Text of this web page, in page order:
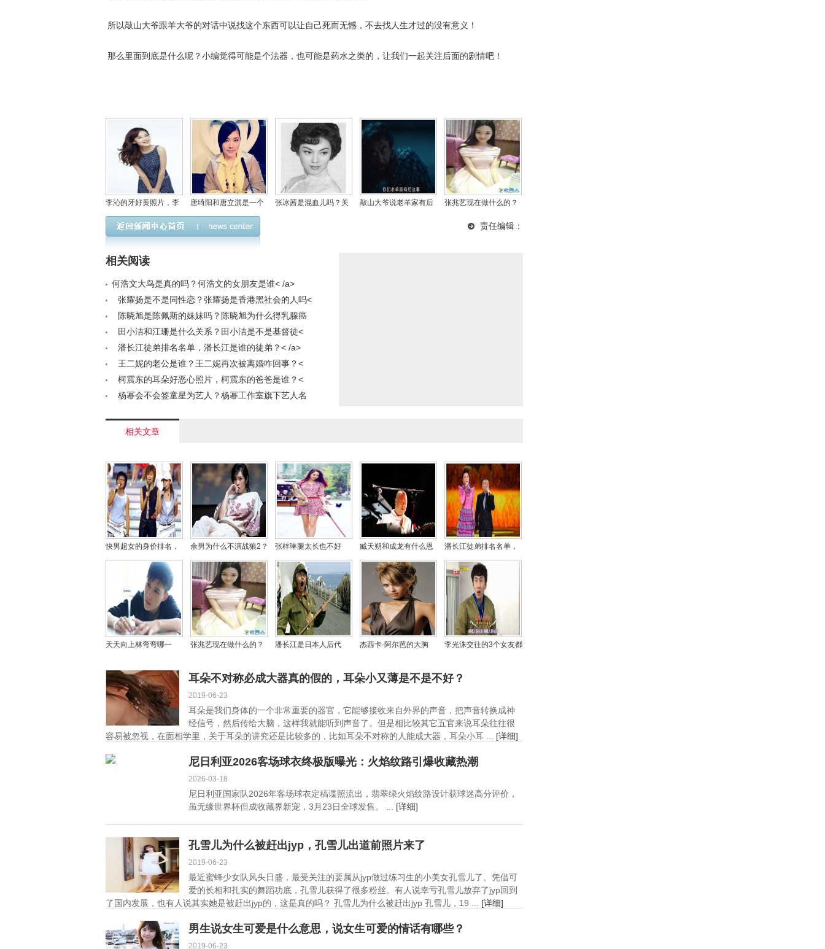
所以敲山大爷跟羊大爷的对话中说找这个东西可以让自己死而无憾，不去找人生才过的没有意义！
那么里面到底是什么呢？小编觉得可能是个法器，也可能是药水之类的，让我们一起关注后面的剧情吧！
李沁的牙好黄照片，李
沁的男朋友是谁
唐绮阳和唐立淇是一个
人吗?唐立淇老公是雷明
张冰茜是混血儿吗？关
敲山大爷说老羊家有后
张兆艺现在做什么的？
责任编辑：
相关阅读
何浩文大鸟是真的吗？何浩文的女朋友是谁< /a>
张耀扬是不是同性恋？张耀扬是香港黑社会的人吗<
/a>
陈晓旭是陈佩斯的妹妹吗？陈晓旭为什么得乳腺癌
不治疗< /a>
田小洁和江珊是什么关系？田小洁是不是基督徒<
/a> 潘长江徒弟排名名单，潘长江是谁的徒弟？< /a>
王二妮的老公是谁？王二妮再次被离婚咋回事？<
/a> 柯震东的耳朵好恶心照片，柯震东的爸爸是谁？<
/a> 杨幂会不会签童星为艺人？杨幂工作室旗下艺人名
相关文章
快男超女的身价排名，
混的最好的快男是谁？
余男为什么不演战狼2？
余男的胸怎么一下变大
了
张梓琳腿太长也不好
看，刘雯和张梓琳谁腿
长呢？
臧天朔和成龙有什么恩
怨？臧天朔的老婆李梅
资料照片
潘长江徒弟排名名单，
潘长江是谁的徒弟？
天天向上林弯弯哪一
女的
张兆艺现在做什么的？
揭秘
潘长江是日本人后代
朝？
杰西卡·阿尔芭的大胸
风掀裙露内裤照
李光洙交往的3个女友都
电视名单
耳朵不对称必成大器真的假的，耳朵小又薄是不是不好？
2019-06-23
耳朵是我们身体的一个非常重要的器官，它能够接收来自外界的声音，把声音转换成神
经信号，然后传给大脑，这样我就能听到声音了。但是相比较其它五官来说耳朵往往很
容易被忽视，在面相学里，关于耳朵的讲究还是比较多的，比如耳朵不对称的人能成大器，耳朵小耳 ... [详细]
尼日利亚2026客场球衣终极版曝光：火焰纹路引爆收藏热潮
2026-03-18
尼日利亚国家队2026年客场球衣定稿谍照流出，翡翠绿火焰纹路设计获球迷高分评价，
虽无缘世界杯但成收藏界新宠，3月23日全球发售。 ... [详细]
孔雪儿为什么被赶出jyp，孔雪儿出道前照片来了
2019-06-23
最近蜜蜂少女队风头日盛，最受关注的要属从jyp做过练习生的小美女孔雪儿了。凭借可
爱的长相和扎实的舞蹈功底，孔雪儿获得了很多粉丝。有人说幸亏孔雪儿放弃了jyp回到
了国内发展，也有人说其实她是被赶出jyp的，这是真的吗？ 孔雪儿为什么被赶出jyp 孔雪儿，19 ... [详细]
男生说女生可爱是什么意思，说女生可爱的情话有哪些？
2019-06-23